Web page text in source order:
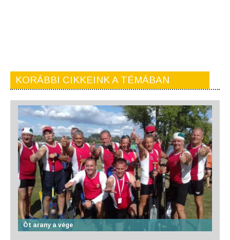
KORÁBBI CIKKEINK A TÉMÁBAN
Öt arany a vége